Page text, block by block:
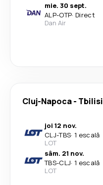
mie. 30 sept.
ALP-OTP· Direct
Dan Air
Cluj-Napoca- Tbilisi
joi 12 nov.
CLJ-TBS· 1 escală
LOT
sâm. 21 nov.
TBS-CLJ· 1 escală
LOT